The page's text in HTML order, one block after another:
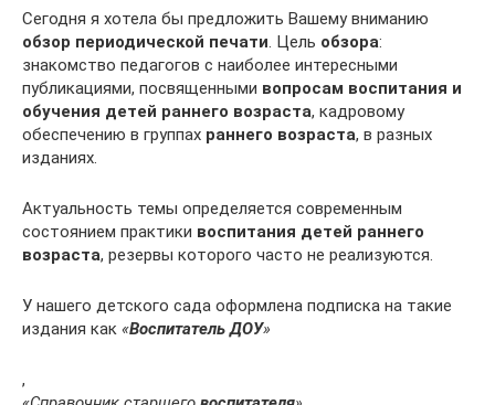
Сегодня я хотела бы предложить Вашему вниманию
обзор периодической печати. Цель обзора:
знакомство педагогов с наиболее интересными
публикациями, посвященными вопросам воспитания и
обучения детей раннего возраста, кадровому
обеспечению в группах раннего возраста, в разных
изданиях.
Актуальность темы определяется современным
состоянием практики воспитания детей раннего
возраста, резервы которого часто не реализуются.
У нашего детского сада оформлена подписка на такие
издания как «Воспитатель ДОУ»
,